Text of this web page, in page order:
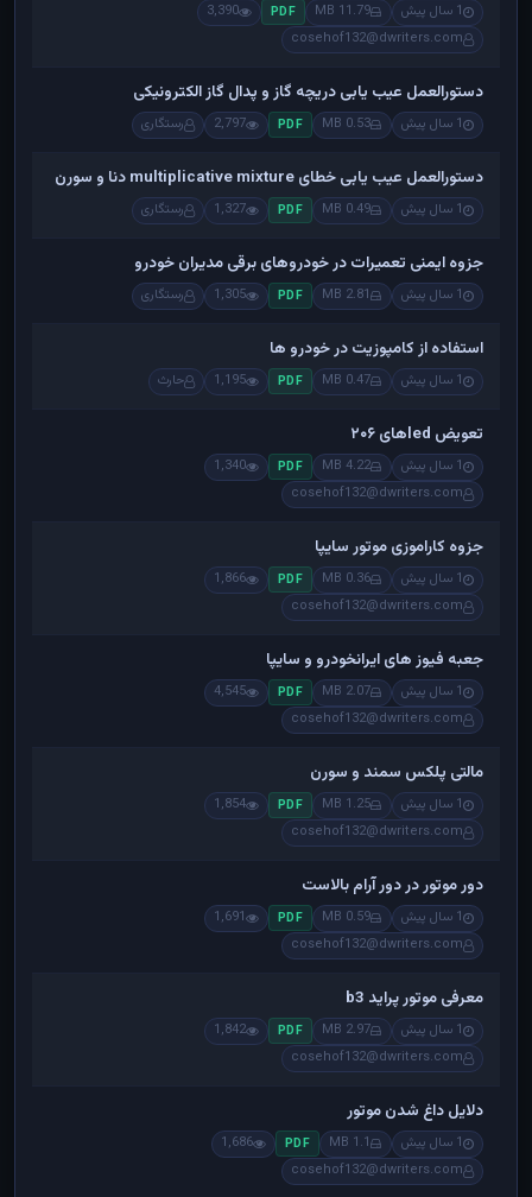
1 سال پیش 11.79 MB
PDF
3,390
cosehof132@dwriters.com
دستورالعمل عیب یابی دریچه گاز و پدال گاز الکترونیکی
1 سال پیش 0.53 MB
PDF
2,797 رستگاری
دستورالعمل عیب یابی خطای multiplicative mixture دنا و سورن
1 سال پیش 0.49 MB
PDF
1,327 رستگاری
جزوه ایمنی تعمیرات در خودروهای برقی مدیران خودرو
1 سال پیش 2.81 MB
PDF
1,305 رستگاری
استفاده از کامپوزیت در خودرو ها
1 سال پیش 0.47 MB
PDF
1,195 حارث
تعویض ledهای ۲۰۶
1 سال پیش 4.22 MB
PDF
1,340
cosehof132@dwriters.com
جزوه کاراموزی موتور سایپا
1 سال پیش 0.36 MB
PDF
1,866
cosehof132@dwriters.com
جعبه فیوز های ایرانخودرو و سایپا
1 سال پیش 2.07 MB
PDF
4,545
cosehof132@dwriters.com
مالتی پلکس سمند و سورن
1 سال پیش 1.25 MB
PDF
1,854
cosehof132@dwriters.com
دور موتور در دور آرام بالاست
1 سال پیش 0.59 MB
PDF
1,691
cosehof132@dwriters.com
معرفی موتور پراید b3
1 سال پیش 2.97 MB
PDF
1,842
cosehof132@dwriters.com
دلایل داغ شدن موتور
1 سال پیش 1.1 MB
PDF
1,686
cosehof132@dwriters.com